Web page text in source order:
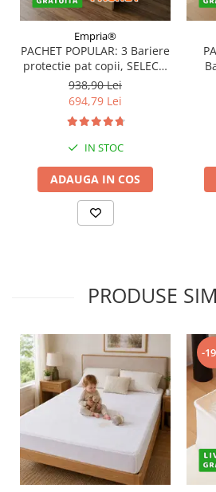
Empria®
PACHET POPULAR: 3 Bariere
protectie pat copii, SELECT,
160x200 cm
938,90 Lei
694,79 Lei
IN STOC
ADAUGA IN COS
PRODUSE
-